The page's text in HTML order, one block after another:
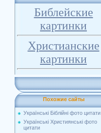
Библейские
картинки
Христианские
картинки
Похожие сайты
Українські Біблійні фото цитати
Українські Християнські фото
цитати